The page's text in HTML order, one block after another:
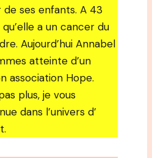
ses enfants. A 43
a un cancer du
Aujourd’hui Annabel
atteinte d’un
association Hope.
plus, je vous
dans l’univers d’